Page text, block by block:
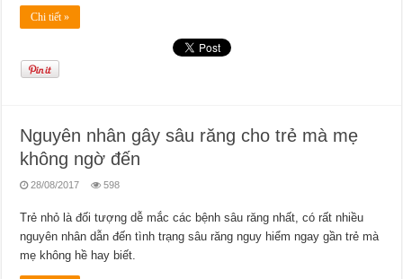
Chi tiết »
Nguyên nhân gây sâu răng cho trẻ mà mẹ
không ngờ đến
28/08/2017 598
Trẻ nhỏ là đối tượng dễ mắc các bệnh sâu răng nhất, có rất nhiều
nguyên nhân dẫn đến tình trạng sâu răng nguy hiểm ngay gần trẻ mà
mẹ không hề hay biết.